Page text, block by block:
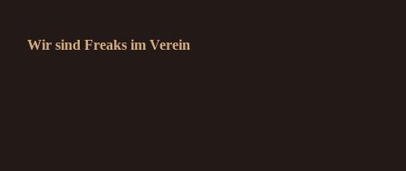
Wir sind Freaks im Verein